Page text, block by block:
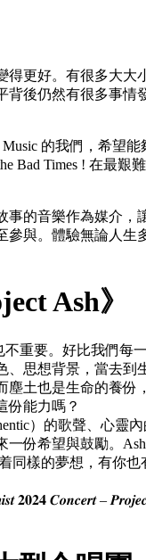
得更好。有很多大大
背後仍然有很多事情
的我們，希望能
Bad Times ! 在最艱
事的音樂作為媒介，
參與。體驗無論人生
Ash》
不重要。好比我們每
、思想背景，當去到
塵土也是生命的養份
份能力嗎？
）的歌聲、心靈內
一份希望與鼓勵。
同樣的夢想，有你也
𝟐𝟎𝟐𝟒 𝑪𝒐𝒏𝒄𝒆𝒓𝒕 –